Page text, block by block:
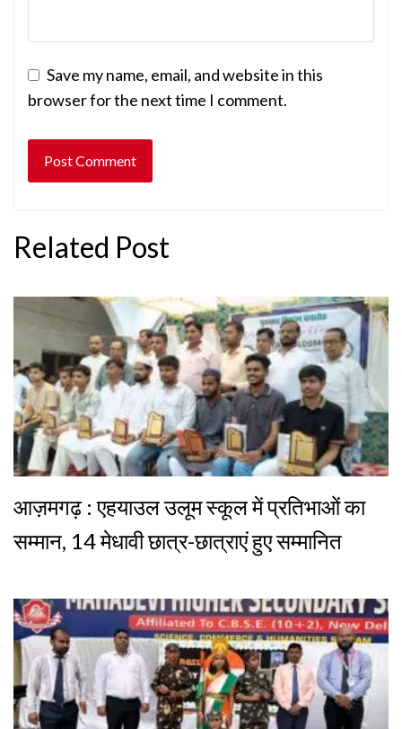
Save my name, email, and website in this
browser for the next time I comment.
Related Post
आज़मगढ़ : एहयाउल उलूम स्कूल में प्रतिभाओं का
सम्मान, 14 मेधावी छात्र-छात्राएं हुए सम्मानित